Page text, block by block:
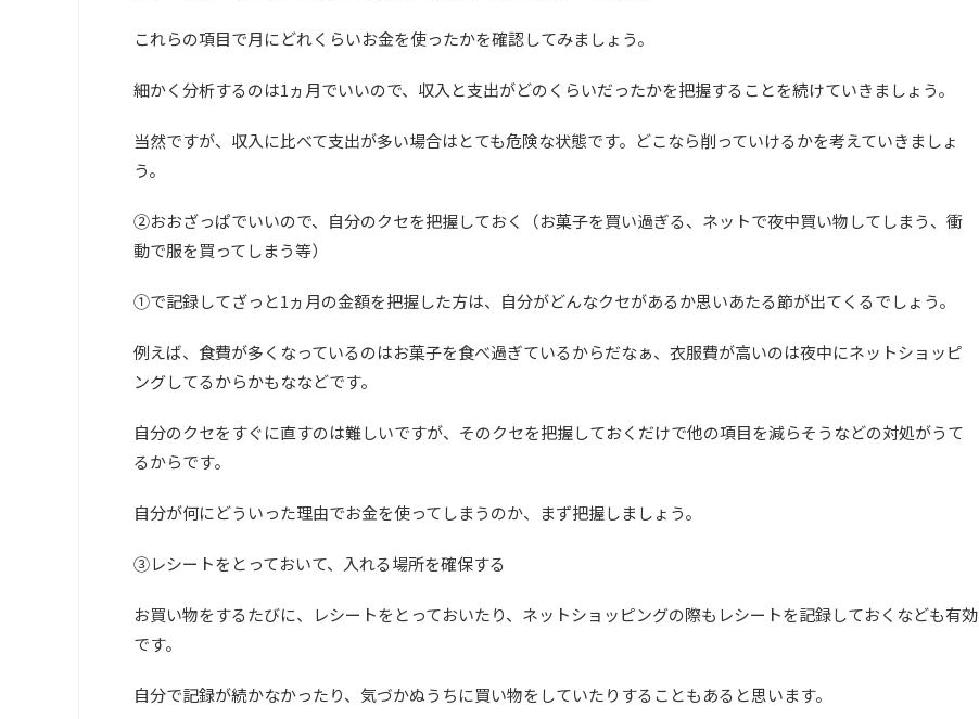
これらの項目で月にどれくらいお金を使ったかを確認してみましょう。
細かく分析するのは1ヵ月でいいので、収入と支出がどのくらいだったかを把握することを続けていきましょう。
当然ですが、収入に比べて支出が多い場合はとても危険な状態です。どこなら削っていけるかを考えていきましょ
う。
②おおざっぱでいいので、自分のクセを把握しておく（お菓子を買い過ぎる、ネットで夜中買い物してしまう、衝
動で服を買ってしまう等）
①で記録してざっと1ヵ月の金額を把握した方は、自分がどんなクセがあるか思いあたる節が出てくるでしょう。
例えば、食費が多くなっているのはお菓子を食べ過ぎているからだなぁ、衣服費が高いのは夜中にネットショッピ
ングしてるからかもななどです。
自分のクセをすぐに直すのは難しいですが、そのクセを把握しておくだけで他の項目を減らそうなどの対処がうて
るからです。
自分が何にどういった理由でお金を使ってしまうのか、まず把握しましょう。
③レシートをとっておいて、入れる場所を確保する
お買い物をするたびに、レシートをとっておいたり、ネットショッピングの際もレシートを記録しておくなども有効
です。
自分で記録が続かなかったり、気づかぬうちに買い物をしていたりすることもあると思います。